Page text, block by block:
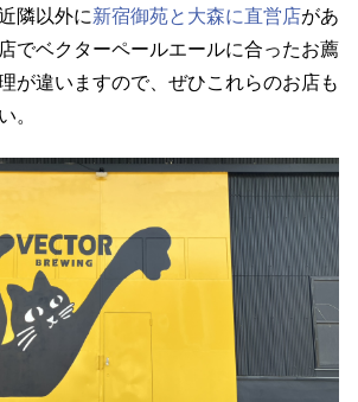
隣以外に新宿御苑と大森に直営店があ
でベクターペールエールに合ったお薦
が違いますので、ぜひこれらのお店も
。